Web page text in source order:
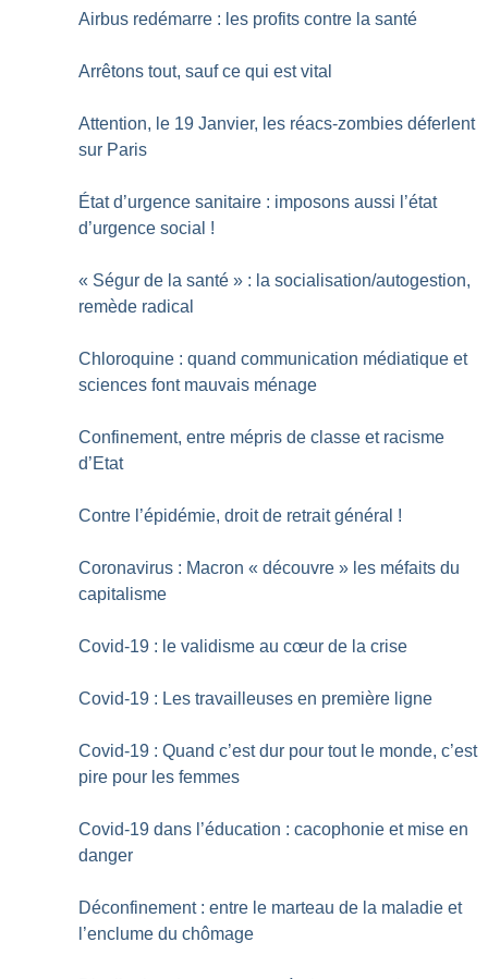
Airbus redémarre : les profits contre la santé
Arrêtons tout, sauf ce qui est vital
Attention, le 19 Janvier, les réacs-zombies déferlent
sur Paris
État d’urgence sanitaire : imposons aussi l’état
d’urgence social !
« Ségur de la santé » : la socialisation/autogestion,
remède radical
Chloroquine : quand communication médiatique et
sciences font mauvais ménage
Confinement, entre mépris de classe et racisme
d’Etat
Contre l’épidémie, droit de retrait général !
Coronavirus : Macron « découvre » les méfaits du
capitalisme
Covid-19 : le validisme au cœur de la crise
Covid-19 : Les travailleuses en première ligne
Covid-19 : Quand c’est dur pour tout le monde, c’est
pire pour les femmes
Covid-19 dans l’éducation : cacophonie et mise en
danger
Déconfinement : entre le marteau de la maladie et
l’enclume du chômage